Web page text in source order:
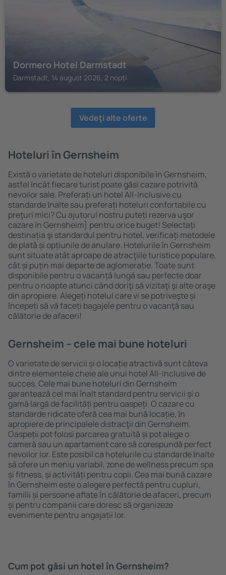
Dormero Hotel Darmstadt
Darmstadt, 14 august 2026, 2 nopți
Vedeţi alte oferte
Hoteluri în Gernsheim
Există o varietate de hoteluri disponibile în Gernsheim,
astfel încât fiecare turist poate găsi cazare potrivită
nevoilor sale. Preferați un hotel All-Inclusive cu
standarde ȋnalte sau preferați hoteluri confortabile cu
preţuri mici? Cu ajutorul nostru puteți rezerva uşor
cazare în Gernsheim} pentru orice buget! Selectați
destinația şi standardul pentru hotel, verificați metodele
de plată și opțiunile de anulare. Hotelurile în Gernsheim
sunt situate atât aproape de atracţiile turistice populare,
cât și puțin mai departe de aglomerație. Toate sunt
disponibile pentru o vacanță lungă sau perfecte doar
pentru o noapte atunci când doriţi să vizitaţi şi alte oraşe
din apropiere. Alegeți hotelul care vi se potriveşte și
începeți să vă faceți bagajele pentru o vacanţă sau
călătorie de afaceri!
Gernsheim – cele mai bune hoteluri
O varietate de servicii și o locație atractivă sunt câteva
dintre elementele cheie ale unui hotel All-Inclusive de
succes. Cele mai bune hoteluri din Gernsheim
garantează cel mai înalt standard pentru servicii și o
gamă largă de facilități pentru oaspeți. O cazare cu
standarde ridicate oferă cea mai bună locație, ȋn
apropiere de principalele distracţii din Gernsheim.
Oaspeții pot folosi parcarea gratuită și pot alege o
cameră sau un apartament care să corespundă perfect
nevoilor lor. Este posibil ca hotelurile cu standarde ȋnalte
să ofere un meniu variabil, zone de wellness precum spa
și fitness, și activități pentru copii. Cea mai bună cazare
în Gernsheim este o alegere perfectă pentru cupluri,
familii și persoane aflate în călătorie de afaceri, precum
și pentru companii care doresc să organizeze
evenimente pentru angajații lor.
Cum pot găsi un hotel în Gernsheim?